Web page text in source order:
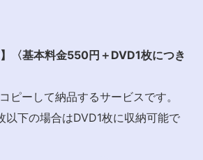
】〈基本料金550円＋DVD1枚につき
ピーして納品するサービスです。
下の場合はDVD1枚に収納可能で